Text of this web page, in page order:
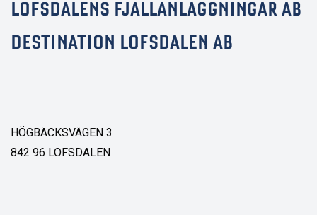
LOFSDALENS FJÄLLANLÄGGNINGAR AB
DESTINATION LOFSDALEN AB
HÖGBÄCKSVÄGEN 3
842 96 LOFSDALEN